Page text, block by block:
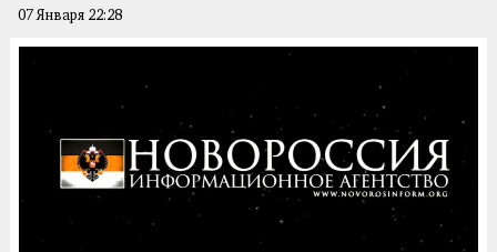
07 Января 22:28